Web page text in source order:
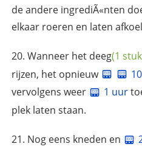
de andere ingrediÃ«nten
elkaar roeren en laten
Wanneer het deeg(1
rijzen, het opnieuw
vervolgens weer
1 uur
plek laten staan.
Nog eens kneden en